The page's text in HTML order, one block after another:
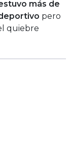
más de
pero
quiebre